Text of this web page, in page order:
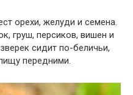
орехи, желуди и семена.
груш, персиков, вишен и
сидит по-беличьи,
передними.